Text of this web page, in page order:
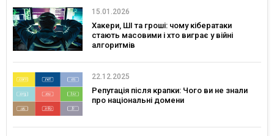
15.01.2026
Хакери, ШІ та гроші: чому кібератаки
стають масовими і хто виграє у війні
алгоритмів
22.12.2025
Репутація після крапки: Чого ви не знали
про національні домени